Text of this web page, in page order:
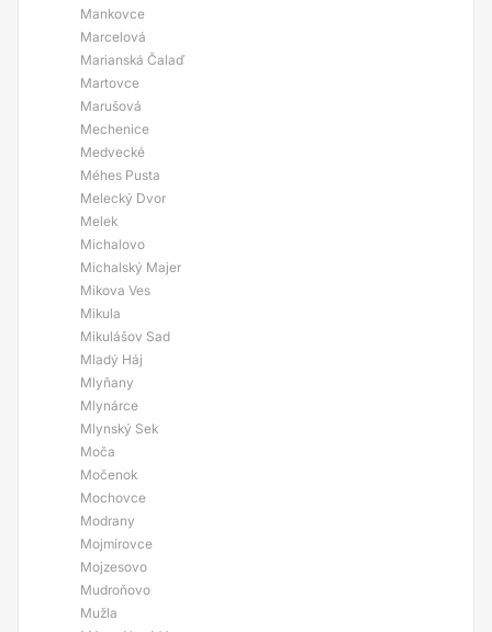
Mankovce
Marcelová
Marianská Čalaď
Martovce
Marušová
Mechenice
Medvecké
Méhes Pusta
Melecký Dvor
Melek
Michalovo
Michalský Majer
Mikova Ves
Mikula
Mikulášov Sad
Mladý Háj
Mlyňany
Mlynárce
Mlynský Sek
Moča
Močenok
Mochovce
Modrany
Mojmírovce
Mojzesovo
Mudroňovo
Mužla